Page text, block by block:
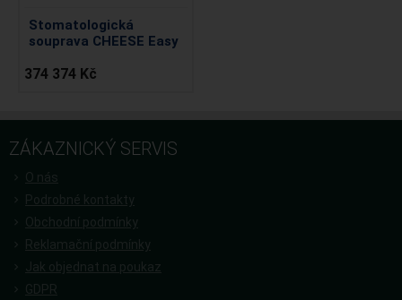
Stomatologická
souprava CHEESE Easy
374 374 Kč
ZÁKAZNICKÝ SERVIS
O nás
Podrobné kontakty
Obchodní podmínky
Reklamační podmínky
Jak objednat na poukaz
GDPR